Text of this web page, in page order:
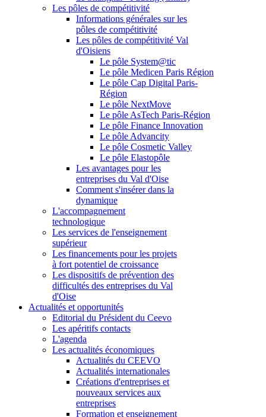
Les pôles de compétitivité
Informations générales sur les
pôles de compétitivité
Les pôles de compétitivité Val
d'Oisiens
Le pôle System@tic
Le pôle Medicen Paris Région
Le pôle Cap Digital Paris-
Région
Le pôle NextMove
Le pôle AsTech Paris-Région
Le pôle Finance Innovation
Le pôle Advancity
Le pôle Cosmetic Valley
Le pôle Elastopôle
Les avantages pour les
entreprises du Val d'Oise
Comment s'insérer dans la
dynamique
L'accompagnement
technologique
Les services de l'enseignement
supérieur
Les financements pour les projets
à fort potentiel de croissance
Les dispositifs de prévention des
difficultés des entreprises du Val
d'Oise
Actualités et opportunités
Editorial du Président du Ceevo
Les apéritifs contacts
L'agenda
Les actualités économiques
Actualités du CEEVO
Actualités internationales
Créations d'entreprises et
nouveaux services aux
entreprises
Formation et enseignement